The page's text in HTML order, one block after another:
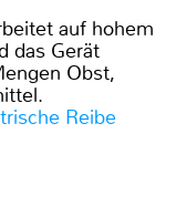
auf hohem
das Gerät
Obst,
Reibe